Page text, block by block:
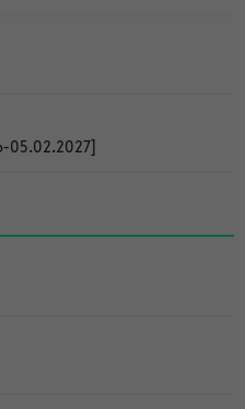
05.02.2027]